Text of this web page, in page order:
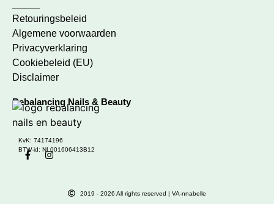
Retouringsbeleid
Algemene voorwaarden
Privacyverklaring
Cookiebeleid (EU)
Disclaimer
Rebalancing Nails & Beauty
KvK: 74174196
BTW-id: NL001606413B12
2019 - 2026 All rights reserved | VA-nnabelle